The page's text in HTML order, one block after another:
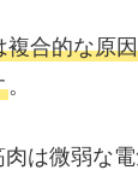
複合的な原
。
肉は微弱な